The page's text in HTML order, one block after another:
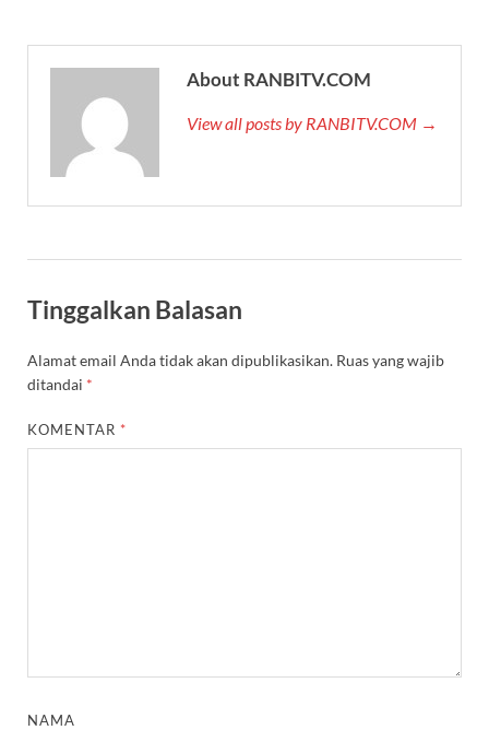
About RANBITV.COM
View all posts by RANBITV.COM →
Tinggalkan Balasan
Alamat email Anda tidak akan dipublikasikan. Ruas yang wajib
ditandai *
KOMENTAR *
NAMA